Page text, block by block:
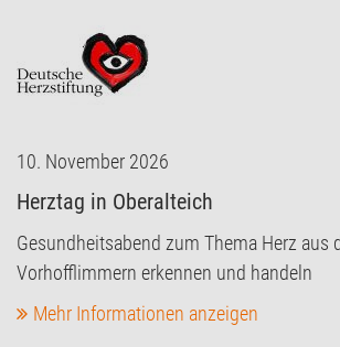
10. November 2026
Herztag in Oberalteich
Gesundheitsabend zum Thema Herz aus
Vorhofflimmern erkennen und handeln
Mehr Informationen anzeigen